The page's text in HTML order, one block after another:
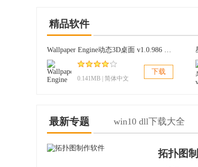
精品软件
Wallpaper Engine动态3D桌面 v1.0.986 汉化版
0.141MB | 简体中文
下载
最新专题 win10 dll下载大全
拓扑图